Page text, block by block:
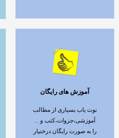
آموزش های رایگان
نوت یاب بسیاری از مطالب
آموزشی،جزوات،کتب و ...
را به صورت رایگان درختیار
ادامه مطلب